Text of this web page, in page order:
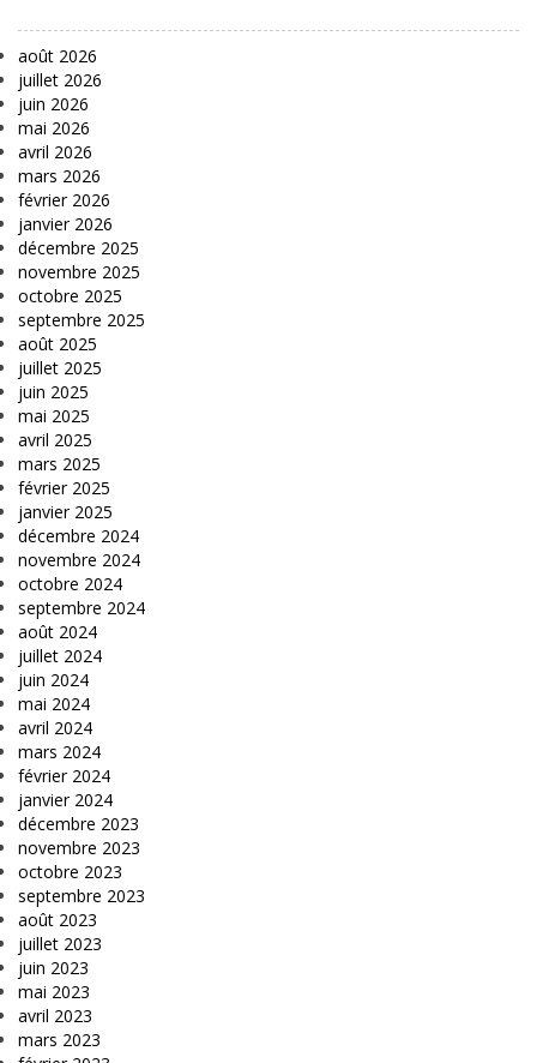
août 2026
juillet 2026
juin 2026
mai 2026
avril 2026
mars 2026
février 2026
janvier 2026
décembre 2025
novembre 2025
octobre 2025
septembre 2025
août 2025
juillet 2025
juin 2025
mai 2025
avril 2025
mars 2025
février 2025
janvier 2025
décembre 2024
novembre 2024
octobre 2024
septembre 2024
août 2024
juillet 2024
juin 2024
mai 2024
avril 2024
mars 2024
février 2024
janvier 2024
décembre 2023
novembre 2023
octobre 2023
septembre 2023
août 2023
juillet 2023
juin 2023
mai 2023
avril 2023
mars 2023